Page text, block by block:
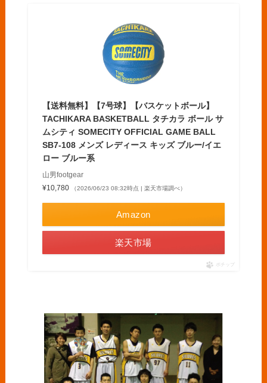
【送料無料】【7号球】【バスケットボール】
TACHIKARA BASKETBALL タチカラ ボール サ
ムシティ SOMECITY OFFICIAL GAME BALL
SB7-108 メンズ レディース キッズ ブルー/イエ
ロー ブルー系
山男footgear
¥10,780
（2026/06/23 08:32時点 | 楽天市場調べ）
Amazon
楽天市場
ポチップ